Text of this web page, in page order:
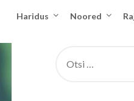
Haridus Noored